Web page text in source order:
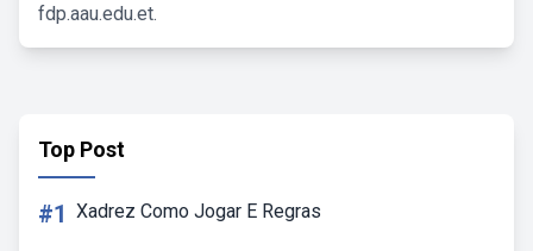
fdp.aau.edu.et.
Top Post
#1 Xadrez Como Jogar E Regras